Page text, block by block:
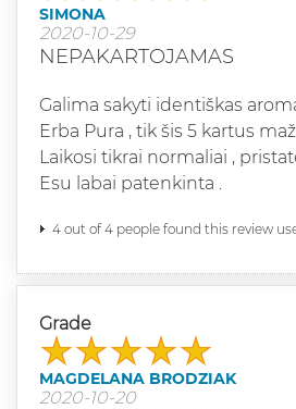
SIMONA
2020-10-29
NEPAKARTOJAMAS
Galima sakyti identiškas
Erba Pura , tik šis 5 kartus
Laikosi tikrai normaliai ,
Esu labai patenkinta .
4 out of 4 people found this review
Grade
MAGDELANA BRODZIAK
2020-10-20